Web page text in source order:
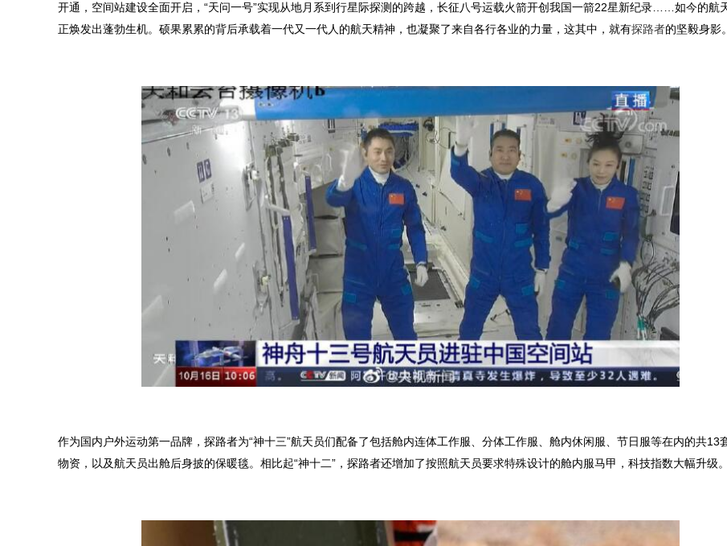
开通，空间站建设全面开启，“天问一号”实现从地月系到行星际探测的跨越，长征八号运载火箭开创我国一箭22星新纪录……如今的航
正焕发出蓬勃生机。硕果累累的背后承载着一代又一代人的航天精神，也凝聚了来自各行各业的力量，这其中，就有探路者的坚毅身影。
作为国内户外运动第一品牌，探路者为“神十三”航天员们配备了包括舱内连体工作服、分体工作服、舱内休闲服、节日服等在内的共13
物资，以及航天员出舱后身披的保暖毯。相比起“神十二”，探路者还增加了按照航天员要求特殊设计的舱内服马甲，科技指数大幅升级。